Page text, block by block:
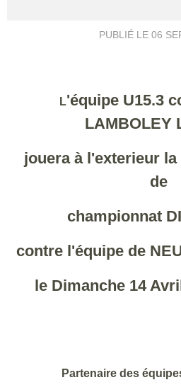
PUBLIÉ LE 06
L'équipe U15.3
LAMBOLEY
jouera à l'exterieur la
de
championnat
contre l'équipe de
le Dimanche 14
Partenaire des